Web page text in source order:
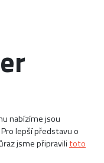
nabízíme jsou
lepší představu o
jsme připravilitoto